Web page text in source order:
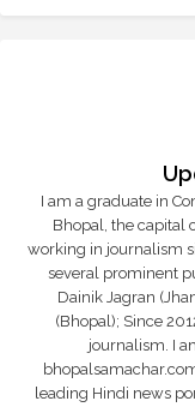
I am a graduate in
Bhopal, the capital
working in journalism
several prominent
Dainik Jagran
(Bhopal); Since
journalism. I
leading Hindi news